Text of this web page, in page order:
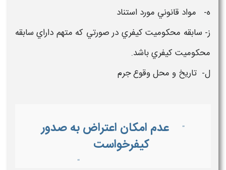
ه- مواد قانوني مورد استناد
ز- سابقه محكوميت كيفري در صورتي كه متهم داراي سابقه
محكوميت كيفري باشد.
ل- تاريخ و محل وقوع جرم
”
عدم امکان اعتراض به صدور
کیفرخواست
“